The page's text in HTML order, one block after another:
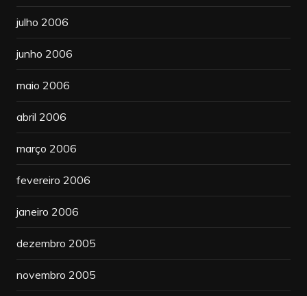
julho 2006
junho 2006
maio 2006
abril 2006
março 2006
fevereiro 2006
janeiro 2006
dezembro 2005
novembro 2005